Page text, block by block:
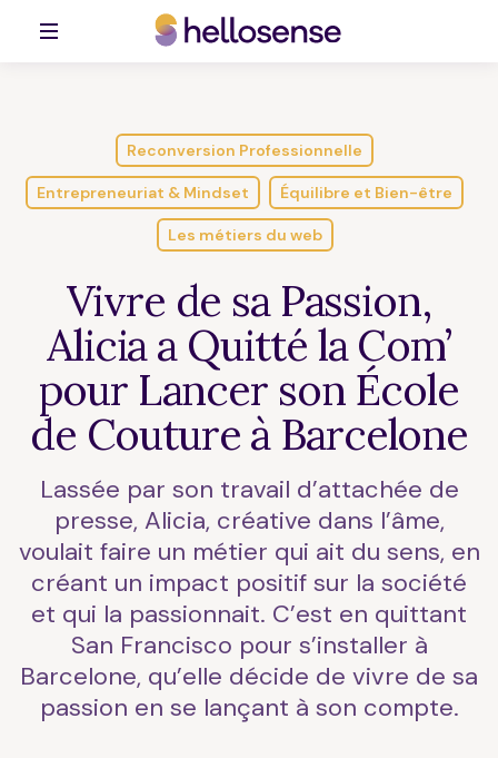
Reconversion Professionnelle
Entrepreneuriat & Mindset Équilibre et Bien-être
Les métiers du web
Vivre de sa Passion,
Alicia a Quitté la Com’
pour Lancer son École
de Couture à Barcelone
Lassée par son travail d’attachée de
presse, Alicia, créative dans l’âme,
voulait faire un métier qui ait du sens, en
créant un impact positif sur la société
et qui la passionnait. C’est en quittant
San Francisco pour s’installer à
Barcelone, qu’elle décide de vivre de sa
passion en se lançant à son compte.